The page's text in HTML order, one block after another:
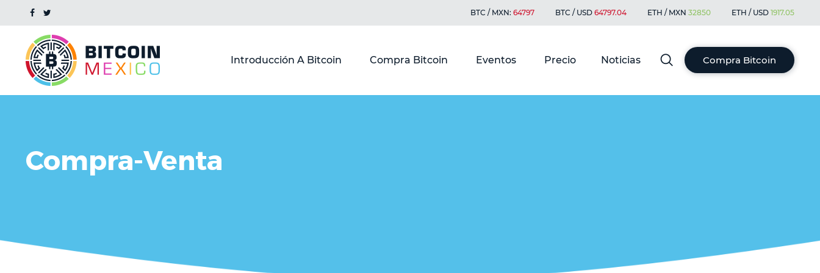
BTC / MXN: 64797 BTC / USD 64797.04 ETH / MXN 32850 ETH / USD 1917.05
Introducción A Bitcoin Compra Bitcoin Eventos Precio Noticias Compra Bitcoin
Compra-Venta